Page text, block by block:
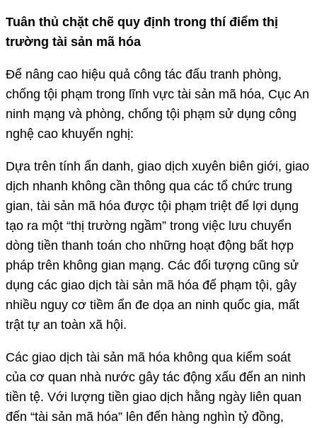
Tuân thủ chặt chẽ quy định trong thí điểm thị
trường tài sản mã hóa
Để nâng cao hiệu quả công tác đấu tranh phòng,
chống tội phạm trong lĩnh vực tài sản mã hóa, Cục An
ninh mạng và phòng, chống tội phạm sử dụng công
nghệ cao khuyến nghị:
Dựa trên tính ẩn danh, giao dịch xuyên biên giới, giao
dịch nhanh không cần thông qua các tổ chức trung
gian, tài sản mã hóa được tội phạm triệt để lợi dụng
tạo ra một “thị trường ngầm” trong việc lưu chuyển
dòng tiền thanh toán cho những hoạt động bất hợp
pháp trên không gian mạng. Các đối tượng cũng sử
dụng các giao dịch tài sản mã hóa để phạm tội, gây
nhiều nguy cơ tiềm ẩn đe dọa an ninh quốc gia, mất
trật tự an toàn xã hội.
Các giao dịch tài sản mã hóa không qua kiểm soát
của cơ quan nhà nước gây tác động xấu đến an ninh
tiền tệ. Với lượng tiền giao dịch hằng ngày liên quan
đến “tài sản mã hóa” lên đến hàng nghìn tỷ đồng,